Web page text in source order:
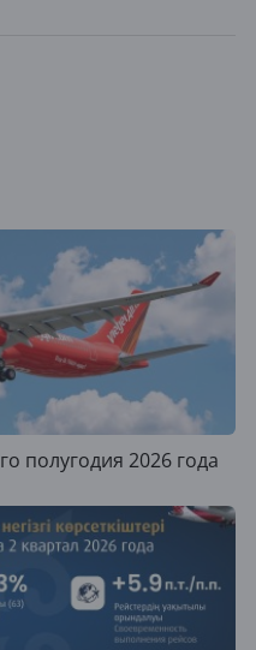
полугодия 2026 года